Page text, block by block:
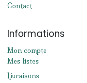
Contact
Informations
Mon compte
Mes listes
Livraisons